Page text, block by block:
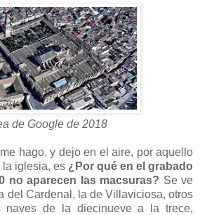
de Google de 2018
hago, y dejo en el aire, por aquello
la iglesia, es ¿Por qué en el grabado
no aparecen las macsuras? Se ve
del Cardenal, la de Villaviciosa, otros
naves de la diecinueve a la trece,